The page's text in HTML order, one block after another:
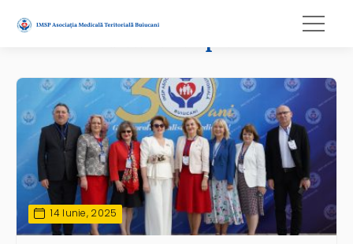
Maria Grapini
14 Iunie, 2025